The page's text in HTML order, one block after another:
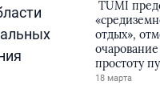
TUMI
отдых»,
простоту
18 марта